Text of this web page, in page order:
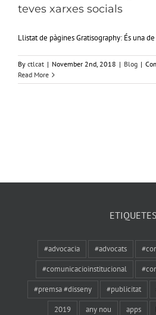
teves xarxes socials
Llistat de pàgines Gratisography: És una
By ctlcat | November 2nd, 2018 | Blog |
Read More
ETIQUETES
#advocacia #advocats
#comunicacioinstitucional
#premsa #disseny
#publicitat
2019
any nou apps